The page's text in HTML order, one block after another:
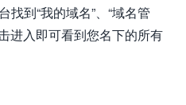
到“我的域名”、“域名管
进入即可看到您名下的所有